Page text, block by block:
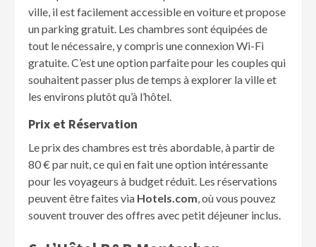
ville, il est facilement accessible en voiture et propose
un parking gratuit. Les chambres sont équipées de
tout le nécessaire, y compris une connexion Wi-Fi
gratuite. C’est une option parfaite pour les couples qui
souhaitent passer plus de temps à explorer la ville et
les environs plutôt qu’à l’hôtel.
Prix et Réservation
Le prix des chambres est très abordable, à partir de
80 € par nuit, ce qui en fait une option intéressante
pour les voyageurs à budget réduit. Les réservations
peuvent être faites via Hotels.com, où vous pouvez
souvent trouver des offres avec petit déjeuner inclus.